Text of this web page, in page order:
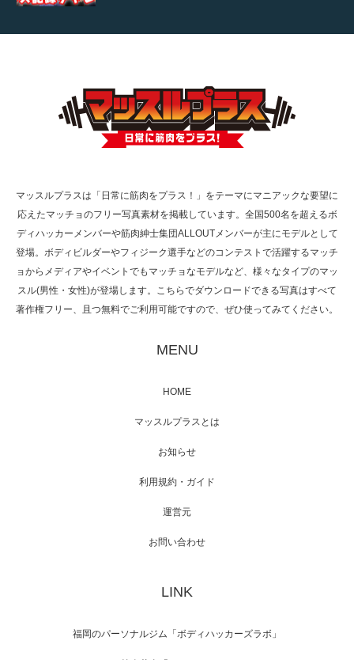
TOKYO FMラジオ番組「ONE MORNING」
で紹介さ…
た（6/8放送）
映画「メカバース」舞台挨拶へマッスルプラ
【TV】NHK BS「COOL JAPAN 」にてマッス
「ねとらぼ」さんに…
マッスルプラスは「日常に筋肉をプラス！」をテーマにマニアックな要望に
応えたマッチョのフリー写真素材を掲載しています。全国500名を超えるボ
ディハッカーメンバーや筋肉紳士集団ALLOUTメンバーが主にモデルとして
登場。ボディビルダーやフィジーク選手などのコンテストで活躍するマッチ
ョからメディアやイベントでもマッチョなモデルなど、様々なタイプのマッ
スル(男性・女性)が登場します。こちらでダウンロードできる写真はすべて
著作権フリー、且つ無料でご利用可能ですので、ぜひ使ってみてください。
MENU
HOME
マッスルプラスとは
お知らせ
利用規約・ガイド
運営元
お問い合わせ
LINK
福岡のパーソナルジム「ボディハッカーズラボ」